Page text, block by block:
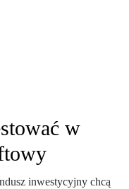
w
inwestycyjny chcą